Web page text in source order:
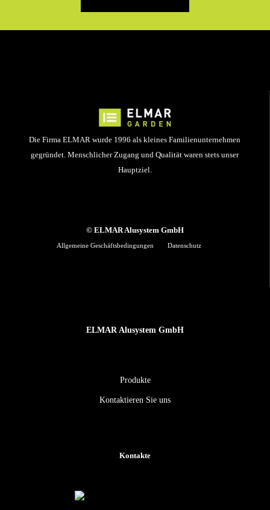
Die Firma ELMAR wurde 1996 als kleines Familienunternehmen
gegründet. Menschlicher Zugang und Qualität waren stets unser
Hauptziel.
© ELMAR Alusystem GmbH
Allgemeine Geschäftsbedingungen Datenschutz
ELMAR Alusystem GmbH
Produkte
Kontaktieren Sie uns
Kontakte